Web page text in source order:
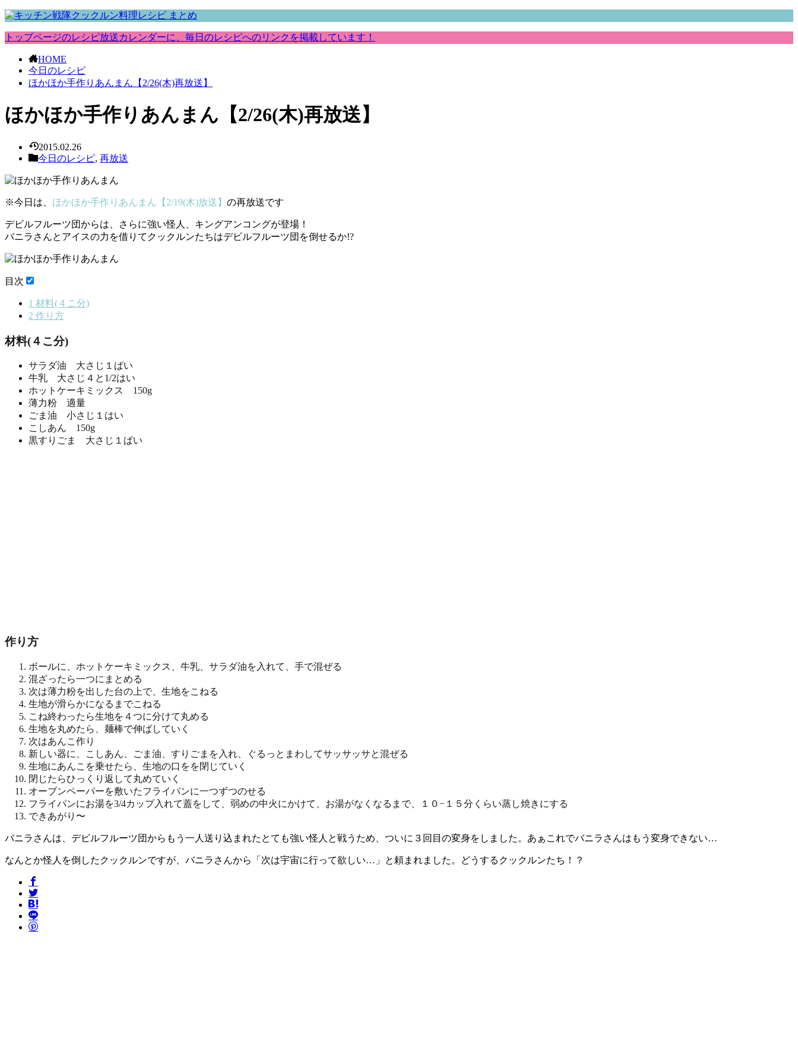
トップページのレシピ放送カレンダーに、毎日のレシピへのリンクを掲載しています！
HOME
今日のレシピ
ほかほか手作りあんまん【2/26(木)再放送】
ほかほか手作りあんまん【2/26(木)再放送】
2015.02.26
今日のレシピ, 再放送
※今日は、 ほかほか手作りあんまん【2/19(木)放送】 の再放送です
デビルフルーツ団からは、さらに強い怪人、キングアンコングが登場！
バニラさんとアイスの力を借りてクックルンたちはデビルフルーツ団を倒せるか!?
目次
1 材料(４こ分)
2 作り方
材料(４こ分)
サラダ油 大さじ１ぱい
牛乳 大さじ４と1/2はい
ホットケーキミックス 150g
薄力粉 適量
ごま油 小さじ１はい
こしあん 150g
黒すりごま 大さじ１ぱい
作り方
ボールに、ホットケーキミックス、牛乳、サラダ油を入れて、手で混ぜる
混ざったら一つにまとめる
次は薄力粉を出した台の上で、生地をこねる
生地が滑らかになるまでこねる
こね終わったら生地を４つに分けて丸める
生地を丸めたら、麺棒で伸ばしていく
次はあんこ作り
新しい器に、こしあん、ごま油、すりごまを入れ、ぐるっとまわしてサッサッサと混ぜる
生地にあんこを乗せたら、生地の口をを閉じていく
閉じたらひっくり返して丸めていく
オーブンペーパーを敷いたフライパンに一つずつのせる
フライパンにお湯を3/4カップ入れて蓋をして、弱めの中火にかけて、お湯がなくなるまで、１０−１５分くらい蒸し焼きにする
できあがり〜
バニラさんは、デビルフルーツ団からもう一人送り込まれたとても強い怪人と戦うため、ついに３回目の変身をしました。あぁこれでバニラさんはもう変身できない…
なんとか怪人を倒したクックルンですが、バニラさんから「次は宇宙に行って欲しい…」と頼まれました。どうするクックルンたち！？